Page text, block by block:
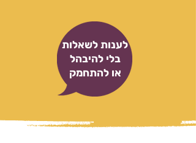
לענות לשאלות
בלי להיבהל
או להתחמק